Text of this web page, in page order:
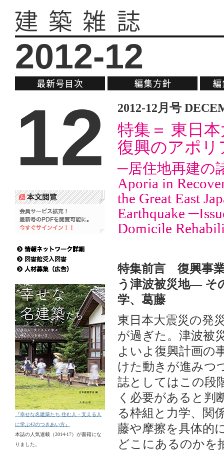
2012-12
12
『幸せな名建築たち 住む人・支える人
に学ぶ42のつきあい方』
本誌の人気連載（2014-17）が書籍にな
りました。
2012-12月号
特集＝ 東日
復興のアポリ
─居住地再建の
Aporia in
the Great East
Earthquake
Domicile
特集前言 復興事
う津波被災地― そ
学、葛藤
東日本大震災の発
が過ぎた。津波被
よいよ復興計画の
けた動きが進みつ
誌としてはこの段
く必要があると判
る枠組と力学、関
藤や摩擦を具体的
どこにあるのかを